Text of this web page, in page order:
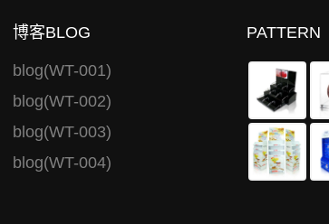
博客BLOG
blog(WT-001)
blog(WT-002)
blog(WT-003)
blog(WT-004)
PATTERN